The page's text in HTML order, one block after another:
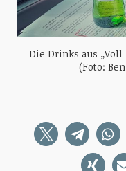
Die Drinks aus „Voll
(Foto: